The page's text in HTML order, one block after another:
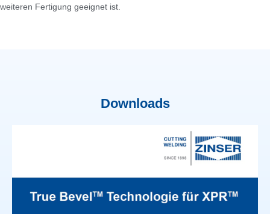
weiteren Fertigung geeignet ist.
Downloads